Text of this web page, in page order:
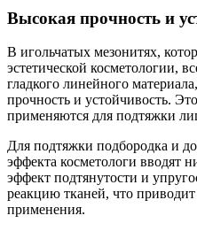
Высокая прочность и
В игольчатых мезонитях,
эстетической косметологии,
гладкого линейного
прочность и устойчивость.
применяются для подтяжки
Для подтяжки подбородка и
эффекта косметологи вводят
эффект подтянутости и
реакцию тканей, что
применения.